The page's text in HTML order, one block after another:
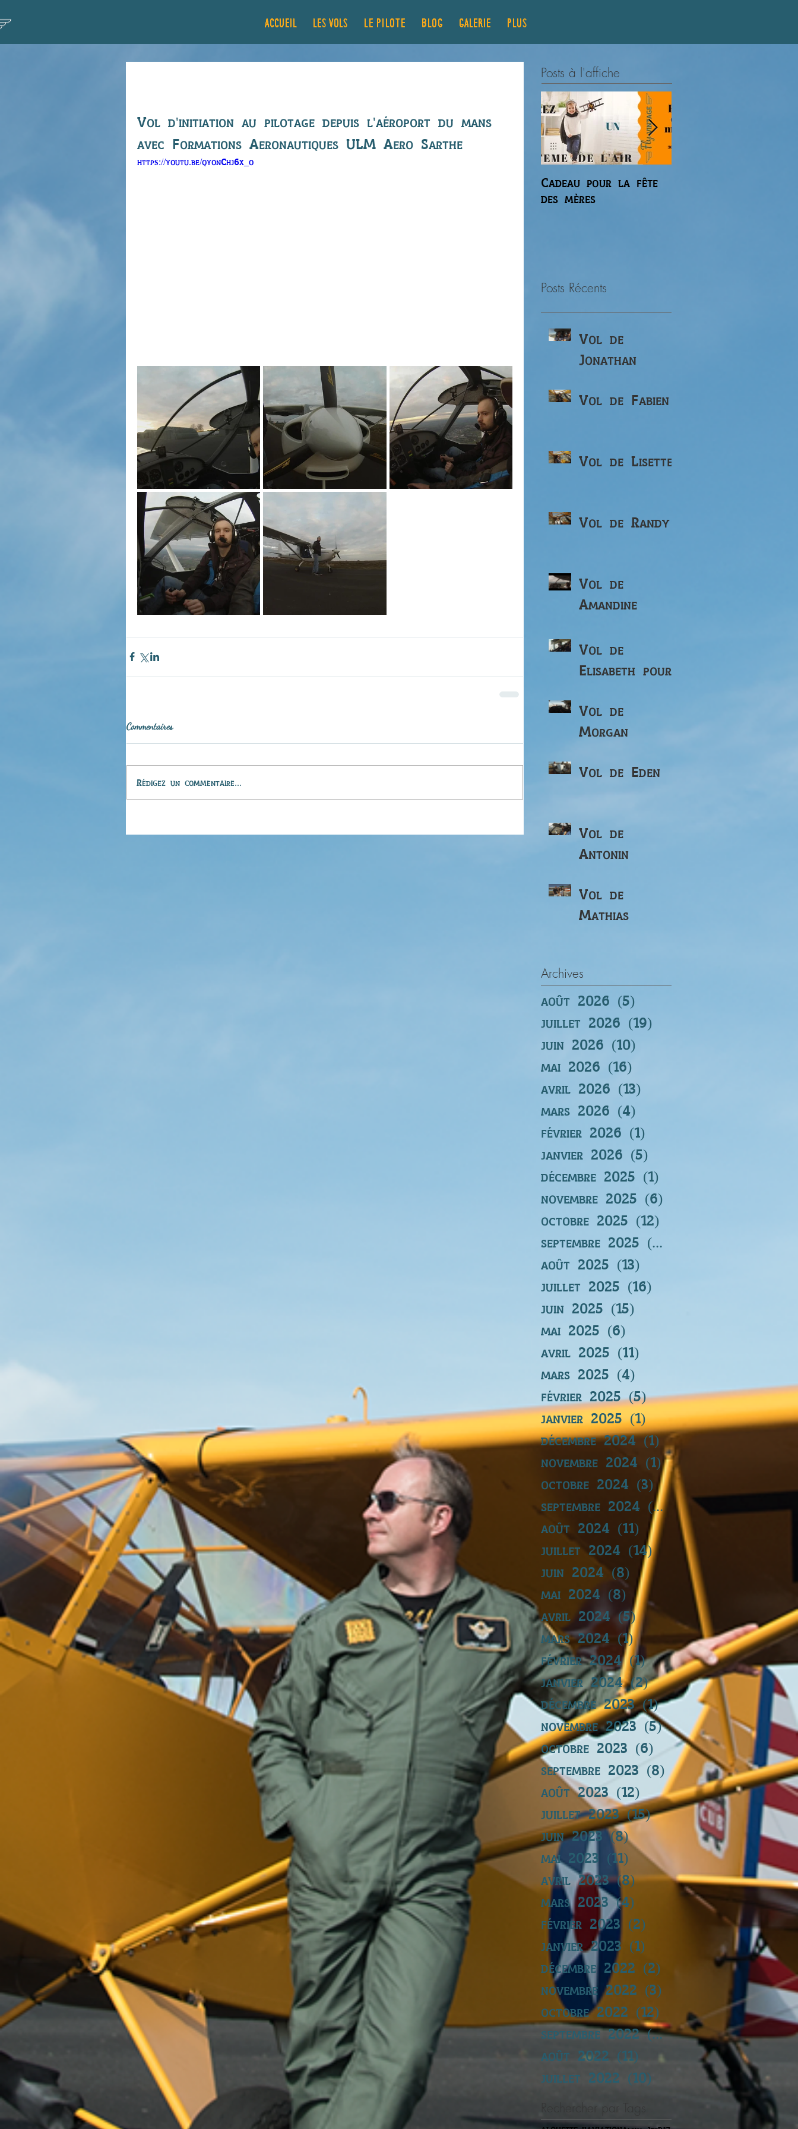
ACCUEIL LES VOLS Le pilote Blog GALERIE Plus...
Vol d'initiation au pilotage depuis l'aéroport du mans
avec Formations Aeronautiques ULM Aero Sarthe
https://youtu.be/qyonChj6x_o
Commentaires
Rédigez un commentaire...
Posts à l'affiche
Cadeau pour la fête
des mères
Posts Récents
Vol de
Jonathan
Vol de Fabien
Vol de Lisette
Vol de Randy
Vol de
Amandine
Vol de
Elisabeth pour
Vol de
Morgan
Vol de Eden
Vol de
Antonin
Vol de
Mathias
Archives
août 2026 (5)
juillet 2026 (19)
juin 2026 (10)
mai 2026 (16)
avril 2026 (13)
mars 2026 (4)
février 2026 (1)
janvier 2026 (5)
décembre 2025 (1)
novembre 2025 (6)
octobre 2025 (12)
septembre 2025 (12)
août 2025 (13)
juillet 2025 (16)
juin 2025 (15)
mai 2025 (6)
avril 2025 (11)
mars 2025 (4)
février 2025 (5)5 posts
janvier 2025 (1)1 post
décembre 2024 (1)1 post
novembre 2024 (1)1 post
octobre 2024 (3) 3 posts
septembre 2024 (11)
11 posts
août 2024 (11) 11 posts
juillet 2024 (14)14 posts
juin 2024 (8) 8 posts
mai 2024 (8) 8 posts
avril 2024 (5)5 posts
mars 2024 (1)1 post
février 2024 (1)1 post
janvier 2024 (2)2 posts
décembre 2023 (1)1 post
novembre 2023 (5)5 posts
octobre 2023 (6) 6 posts
septembre 2023 (8) 8 posts
août 2023 (12) 12 posts
juillet 2023 (15)15 posts
juin 2023 (8)8 posts
mai 2023 (11) 11 posts
avril 2023 (8)8 posts
mars 2023 (4) 4 posts
février 2023 (2)
janvier 2023 (1)
décembre 2022 (2)
novembre 2022 (3)
octobre 2022 (12) 12 posts
septembre 2022 (14)
14 posts
août 2022 (11) 11 posts
juillet 2022 (10) 10 posts
Rechercher par Tags